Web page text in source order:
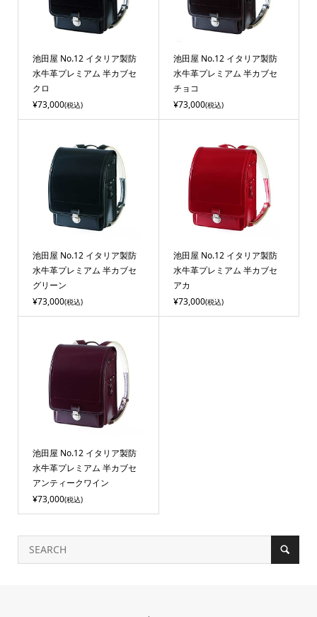
池田屋 No.12 イタリア製防
水牛革プレミアム 半カブセ
クロ
¥73,000(税込)
池田屋 No.12 イタリア製防
水牛革プレミアム 半カブセ
チョコ
¥73,000(税込)
池田屋 No.12 イタリア製防
水牛革プレミアム 半カブセ
グリーン
¥73,000(税込)
池田屋 No.12 イタリア製防
水牛革プレミアム 半カブセ
アカ
¥73,000(税込)
池田屋 No.12 イタリア製防
水牛革プレミアム 半カブセ
アンティークワイン
¥73,000(税込)